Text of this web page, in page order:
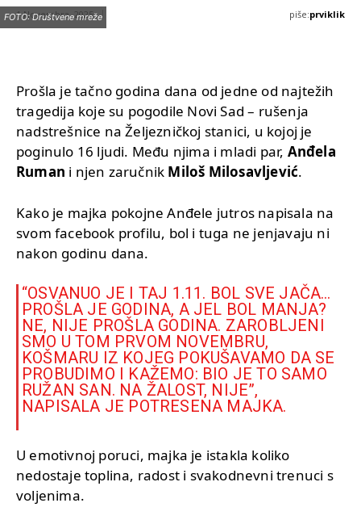
1 Novembra, 2025 piše:prviklik
FOTO: Društvene mreže
Prošla je tačno godina dana od jedne od najtežih
tragedija koje su pogodile Novi Sad – rušenja
nadstrešnice na Željezničkoj stanici, u kojoj je
poginulo 16 ljudi. Među njima i mladi par, Anđela
Ruman i njen zaručnik Miloš Milosavljević.
Kako je majka pokojne Anđele jutros napisala na
svom facebook profilu, bol i tuga ne jenjavaju ni
nakon godinu dana.
“OSVANUO JE I TAJ 1.11. BOL SVE JAČA…
PROŠLA JE GODINA, A JEL BOL MANJA?
NE, NIJE PROŠLA GODINA. ZAROBLJENI
SMO U TOM PRVOM NOVEMBRU,
KOŠMARU IZ KOJEG POKUŠAVAMO DA SE
PROBUDIMO I KAŽEMO: BIO JE TO SAMO
RUŽAN SAN. NA ŽALOST, NIJE”,
NAPISALA JE POTRESENA MAJKA.
U emotivnoj poruci, majka je istakla koliko
nedostaje toplina, radost i svakodnevni trenuci s
voljenima.